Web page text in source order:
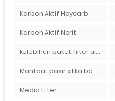
Karbon Aktif Haycarb
Karbon Aktif Norit
kelebihan paket filter air Ady Water
Manfaat pasir silika bagi kehidupan
Media Filter